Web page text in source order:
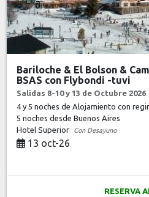
Bariloche & El Bolson &
BSAS con Flybondi -tuvi
Salidas 8-10 y 13 de Octubre 2026
4 y 5 noches de Alojamiento con
5 nochesdesde Buenos Aires
Hotel Superior
Con Desayuno
13 oct-26
RESERVA